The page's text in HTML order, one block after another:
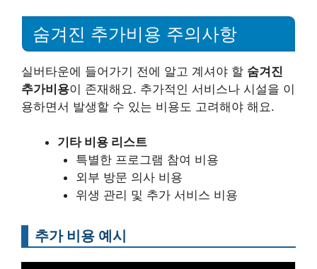
숨겨진 추가비용 주의사항
실버타운에 들어가기 전에 알고 계셔야 할 숨겨진
추가비용이 존재해요. 추가적인 서비스나 시설을 이
용하면서 발생할 수 있는 비용도 고려해야 해요.
기타 비용 리스트
특별한 프로그램 참여 비용
외부 방문 의사 비용
위생 관리 및 추가 서비스 비용
추가 비용 예시